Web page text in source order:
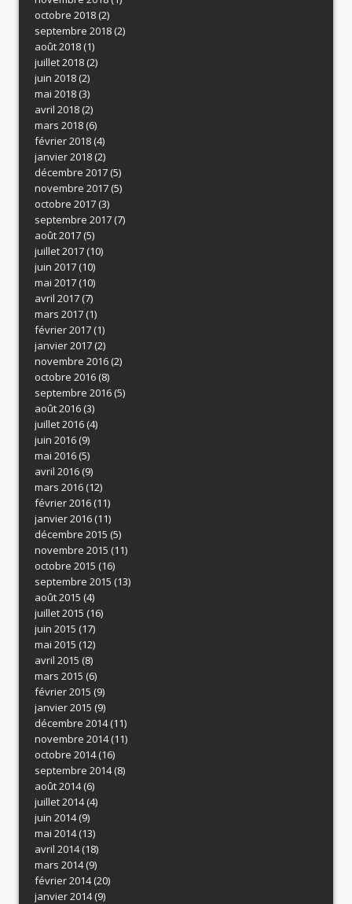
octobre 2018(2)
septembre 2018(2)
août 2018(1)
juillet 2018(2)
juin 2018(2)
mai 2018(3)
avril 2018(2)
mars 2018(6)
février 2018(4)
janvier 2018(2)
décembre 2017(5)
novembre 2017(5)
octobre 2017(3)
septembre 2017(7)
août 2017(5)
juillet 2017(10)
juin 2017(10)
mai 2017(10)
avril 2017(7)
mars 2017(1)
février 2017(1)
janvier 2017(2)
novembre 2016(2)
octobre 2016(8)
septembre 2016(5)
août 2016(3)
juillet 2016(4)
juin 2016(9)
mai 2016(5)
avril 2016(9)
mars 2016(12)
février 2016(11)
janvier 2016(11)
décembre 2015 (5)
novembre 2015 (11)
octobre 2015 (16)
septembre 2015 (13)
août 2015 (4)
juillet 2015 (16)
juin 2015 (17)
mai 2015 (12)
avril 2015 (8)
mars 2015 (6)
février 2015 (9)
janvier 2015 (9)
décembre 2014(11)
novembre 2014(11)
octobre 2014(16)
septembre 2014(8)
août 2014(6)
juillet 2014(4)
juin 2014(9)
mai 2014(13)
avril 2014(18)
mars 2014(9)
février 2014(20)
janvier 2014(9)